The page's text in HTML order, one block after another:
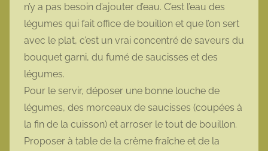
n’y a pas besoin d’ajouter d’eau. C’est l’eau des
légumes qui fait office de bouillon et que l’on sert
avec le plat, c’est un vrai concentré de saveurs du
bouquet garni, du fumé de saucisses et des
légumes.
Pour le servir, déposer une bonne louche de
légumes, des morceaux de saucisses (coupées à
la fin de la cuisson) et arroser le tout de bouillon.
Proposer à table de la crème fraîche et de la